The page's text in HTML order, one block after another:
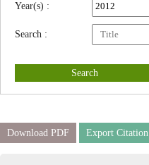
Year(s) :
Search :
Search
Download PDF Export Citation